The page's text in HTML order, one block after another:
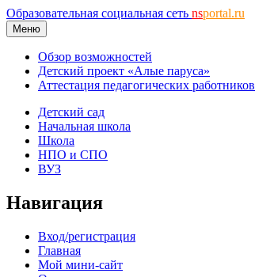
Образовательная социальная сеть nsportal.ru
Меню
Обзор возможностей
Детский проект «Алые паруса»
Аттестация педагогических работников
Детский сад
Начальная школа
Школа
НПО и СПО
ВУЗ
Навигация
Вход/регистрация
Главная
Мой мини-сайт